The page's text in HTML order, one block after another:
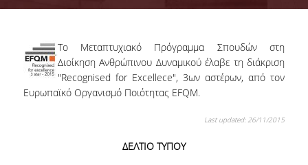
CAREER PROSPECTS
LABORATORY INFRASTRUCTURE
FACULTY OF THE DEPARTMENT
Το Μεταπτυχιακό Πρόγραμμα Σπουδών στη
Διοίκηση Ανθρώπινου Δυναμικού έλαβε τη διάκριση
"Recognised for Excellece", 3ων αστέρων, από τον
Ευρωπαϊκό Οργανισμό Ποιότητας EFQM.
Last updated: 26/11/2015
ΔΕΛΤΙΟ ΤΥΠΟΥ